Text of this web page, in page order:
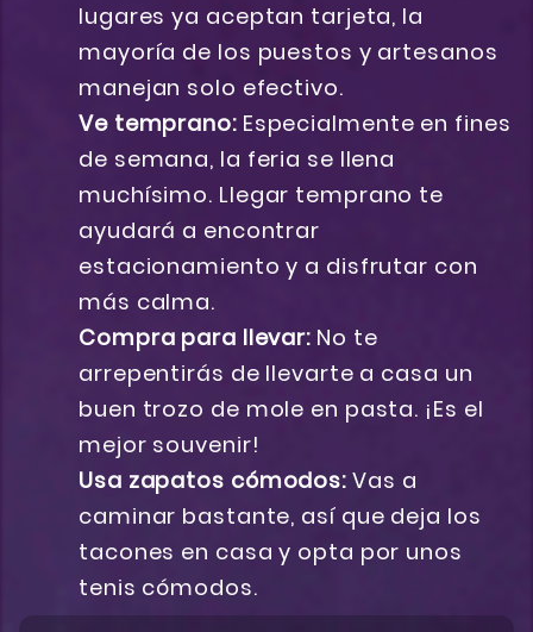
lugares ya aceptan tarjeta, la
mayoría de los puestos y artesanos
manejan solo efectivo.
Ve temprano:Especialmente en fines
de semana, la feria se llena
muchísimo. Llegar temprano te
ayudará a encontrar
estacionamiento y a disfrutar con
más calma.
Compra para llevar: No te
arrepentirás de llevarte a casa un
buen trozo de mole en pasta. ¡Es el
mejor souvenir!
Usa zapatos cómodos: Vas a
caminar bastante, así que deja los
tacones en casa y opta por unos
tenis cómodos.